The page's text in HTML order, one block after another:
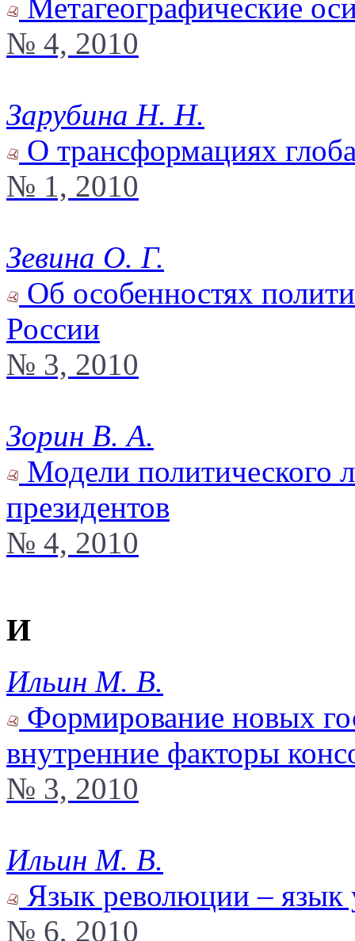
Метагеографические
№ 4, 2010
Зарубина Н. Н.
О трансформациях
№ 1, 2010
Зевина О. Г.
Об особенностях
России
№ 3, 2010
Зорин В. А.
Модели политического
президентов
№ 4, 2010
И
Ильин М. В.
Формирование новых
внутренние факторы
№ 3, 2010
Ильин М. В.
Язык революции – язык
№ 6, 2010